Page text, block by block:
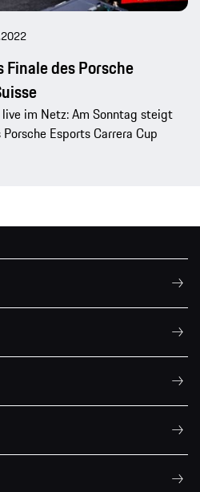
des Porsche
im Netz: Am Sonntag steigt
Esports Carrera Cup